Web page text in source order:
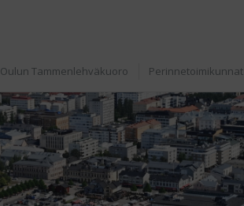
Oulun Tammenlehväkuoro Perinnetoimikunnat